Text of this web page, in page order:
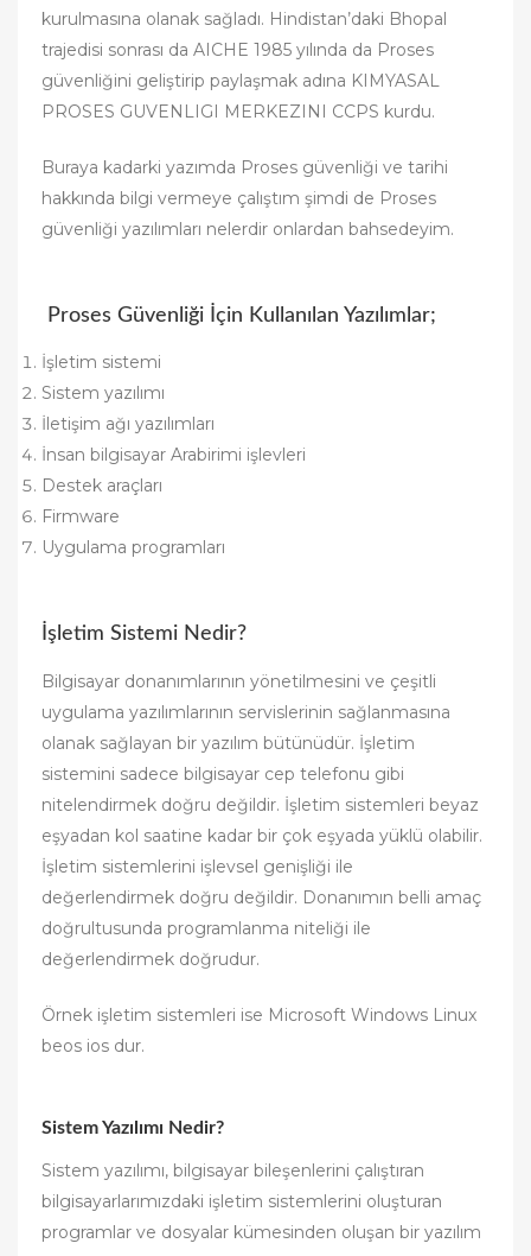
kurulmasına olanak sağladı. Hindistan’daki Bhopal
trajedisi sonrası da AICHE 1985 yılında da Proses
güvenliğini geliştirip paylaşmak adına KIMYASAL
PROSES GUVENLIGI MERKEZINI CCPS kurdu.
Buraya kadarki yazımda Proses güvenliği ve tarihi
hakkında bilgi vermeye çalıştım şimdi de Proses
güvenliği yazılımları nelerdir onlardan bahsedeyim.
Proses Güvenliği İçin Kullanılan Yazılımlar;
İşletim sistemi
Sistem yazılımı
İletişim ağı yazılımları
İnsan bilgisayar Arabirimi işlevleri
Destek araçları
Firmware
Uygulama programları
İşletim Sistemi Nedir?
Bilgisayar donanımlarının yönetilmesini ve çeşitli
uygulama yazılımlarının servislerinin sağlanmasına
olanak sağlayan bir yazılım bütünüdür. İşletim
sistemini sadece bilgisayar cep telefonu gibi
nitelendirmek doğru değildir. İşletim sistemleri beyaz
eşyadan kol saatine kadar bir çok eşyada yüklü olabilir.
İşletim sistemlerini işlevsel genişliği ile
değerlendirmek doğru değildir. Donanımın belli amaç
doğrultusunda programlanma niteliği ile
değerlendirmek doğrudur.
Örnek işletim sistemleri ise Microsoft Windows Linux
beos ios dur.
Sistem Yazılımı Nedir?
Sistem yazılımı, bilgisayar bileşenlerini çalıştıran
bilgisayarlarımızdaki işletim sistemlerini oluşturan
programlar ve dosyalar kümesinden oluşan bir yazılım